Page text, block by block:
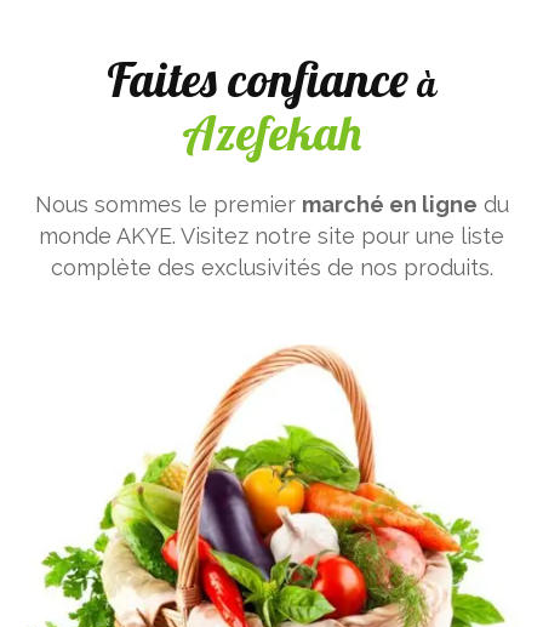
Faites confianceà
Azefekah
Nous sommes le premier marché en ligne du
monde AKYE. Visitez notre site pour une liste
complète des exclusivités de nos produits.